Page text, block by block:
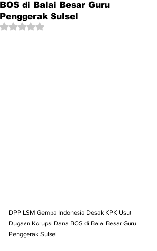
BOS di Balai Besar Guru
Penggerak Sulsel
Dinilai NaN dari 5 bintang.
DPP LSM Gempa Indonesia Desak KPK Usut
Dugaan Korupsi Dana BOS di Balai Besar Guru
Penggerak Sulsel